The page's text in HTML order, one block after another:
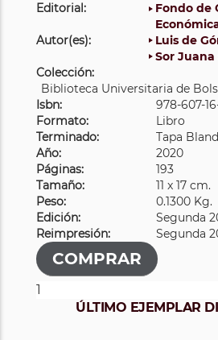
Editorial:
Fondo de
Autor(es):
Luis de
Sor
Colección:
Biblioteca Universitaria de
Isbn:
978-607-
Formato:
Libro
Terminado:
Tapa
Año:
2020
Páginas:
193
Tamaño:
11 x 17 cm.
Peso:
0.1300 Kg.
Edición:
Segunda
Reimpresión:
Segunda
ÚLTIMO EJEMPLAR